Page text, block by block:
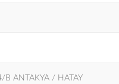
B ANTAKYA / HATAY